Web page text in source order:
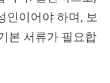
인이어야 하며, 보
본 서류가 필요합